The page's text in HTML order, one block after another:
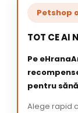
Petshop
TOT CE AI
Pe
pentru
Alege rapid